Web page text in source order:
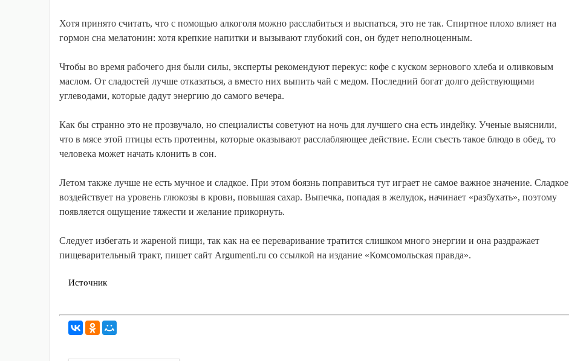
Хотя принято считать, что с помощью алкоголя можно расслабиться и выспаться, это не так. Спиртное плохо влияет на
гормон сна мелатонин: хотя крепкие напитки и вызывают глубокий сон, он будет неполноценным.
Чтобы во время рабочего дня были силы, эксперты рекомендуют перекус: кофе с куском зернового хлеба и оливковым
маслом. От сладостей лучше отказаться, а вместо них выпить чай с медом. Последний богат долго действующими
углеводами, которые дадут энергию до самого вечера.
Как бы странно это не прозвучало, но специалисты советуют на ночь для лучшего сна есть индейку. Ученые выяснили,
что в мясе этой птицы есть протеины, которые оказывают расслабляющее действие. Если съесть такое блюдо в обед, то
человека может начать клонить в сон.
Летом также лучше не есть мучное и сладкое. При этом боязнь поправиться тут играет не самое важное значение. Сладкое
воздействует на уровень глюкозы в крови, повышая сахар. Выпечка, попадая в желудок, начинает «разбухать», поэтому
появляется ощущение тяжести и желание прикорнуть.
Следует избегать и жареной пищи, так как на ее переваривание тратится слишком много энергии и она раздражает
пищеварительный тракт, пишет сайт Argumenti.ru со ссылкой на издание «Комсомольская правда».
Источник